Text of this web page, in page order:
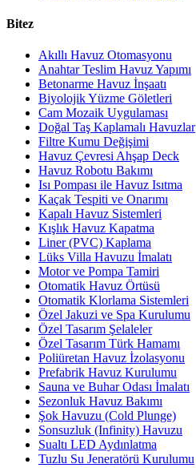
Bitez
Akıllı Havuz Otomasyonu
Anahtar Teslim Havuz Yapımı
Betonarme Havuz İnşaatı
Biyolojik Yüzme Göletleri
Cam Mozaik Uygulaması
Doğal Taş Kaplamalı Havuzlar
Filtre Kumu Değişimi
Havuz Çevresi Ahşap Deck
Havuz Robotu Bakımı
Isı Pompası ile Havuz Isıtma
Kaçak Tespiti ve Onarımı
Kapalı Havuz Sistemleri
Kışlık Havuz Kapatma
Liner (PVC) Kaplama
Lüks Villa Havuzu İmalatı
Motor ve Pompa Tamiri
Otomatik Havuz Örtüsü
Otomatik Klorlama Sistemleri
Özel Jakuzi ve Spa Kurulumu
Özel Tasarım Şelaleler
Özel Tasarım Türk Hamamı
Poliüretan Havuz İzolasyonu
Prefabrik Havuz Kurulumu
Sauna ve Buhar Odası İmalatı
Sezonluk Havuz Bakımı
Şok Havuzu (Cold Plunge)
Sonsuzluk (Infinity) Havuzu
Sualtı LED Aydınlatma
Tuzlu Su Jeneratörü Kurulumu